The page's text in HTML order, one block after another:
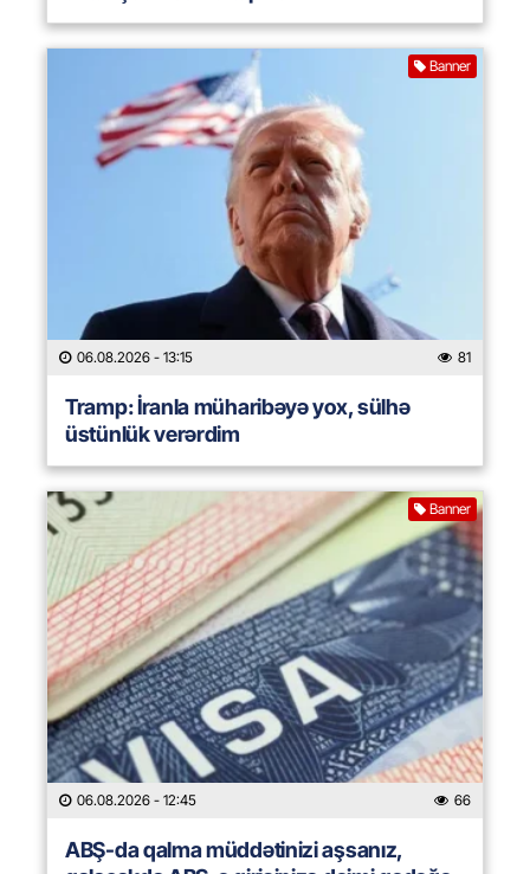
Banner
06.08.2026 - 13:15 81
Tramp: İranla müharibəyə yox, sülhə
üstünlük verərdim
Banner
06.08.2026 - 12:45 66
ABŞ-da qalma müddətinizi aşsanız,